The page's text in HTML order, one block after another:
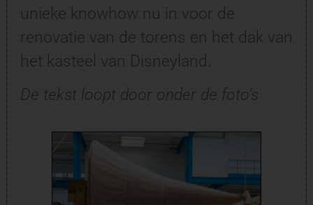
unieke knowhow nu in voor de
renovatie van de torens en het dak van
het kasteel van Disneyland.
De tekst loopt door onder de foto’s